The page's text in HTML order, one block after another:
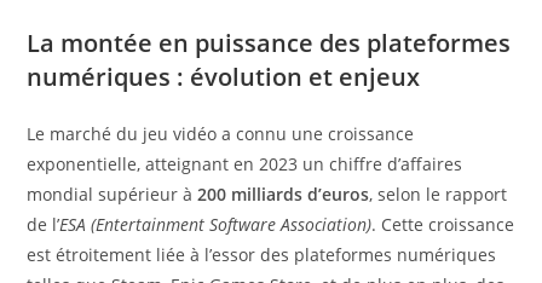
La montée en puissance des plateformes
numériques : évolution et enjeux
Le marché du jeu vidéo a connu une croissance
exponentielle, atteignant en 2023 un chiffre d’affaires
mondial supérieur à200 milliards d’euros, selon le rapport
de l’ESA (Entertainment Software Association). Cette croissance
est étroitement liée à l’essor des plateformes numériques